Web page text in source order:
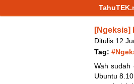
[Ngeksis]
Ditulis 12
Tag:
Wah
Ubuntu